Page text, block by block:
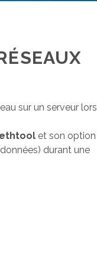
sur un serveur lors
ethtool et son option
durant une